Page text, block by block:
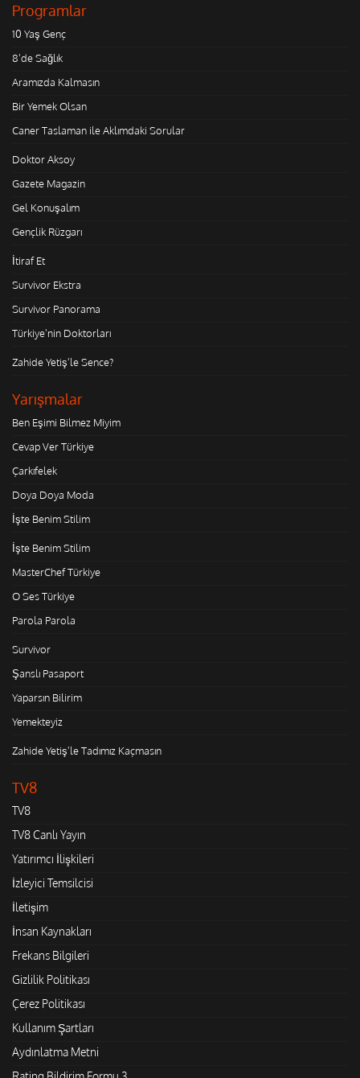
Programlar
10 Yaş Genç
8'de Sağlık
Aramızda Kalmasın
Bir Yemek Olsan
Caner Taslaman ile Aklımdaki Sorular
Doktor Aksoy
Gazete Magazin
Gel Konuşalım
Gençlik Rüzgarı
İtiraf Et
Survivor Ekstra
Survivor Panorama
Türkiye'nin Doktorları
Zahide Yetiş'le Sence?
Yarışmalar
Ben Eşimi Bilmez Miyim
Cevap Ver Türkiye
Çarkıfelek
Doya Doya Moda
İşte Benim Stilim
İşte Benim Stilim
MasterChef Türkiye
O Ses Türkiye
Parola Parola
Survivor
Şanslı Pasaport
Yaparsın Bilirim
Yemekteyiz
Zahide Yetiş'le Tadımız Kaçmasın
TV8
TV8
TV8 Canlı Yayın
Yatırımcı İlişkileri
İzleyici Temsilcisi
İletişim
İnsan Kaynakları
Frekans Bilgileri
Gizlilik Politikası
Çerez Politikası
Kullanım Şartları
Aydınlatma Metni